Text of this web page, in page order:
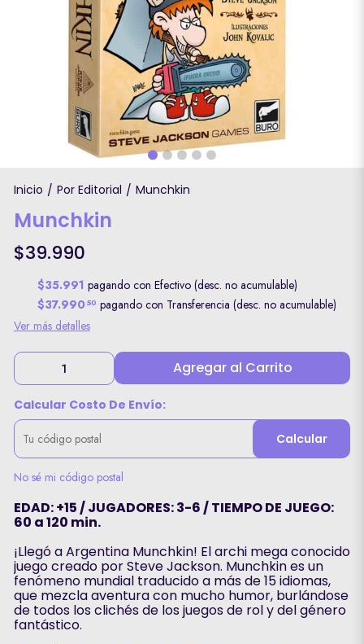
Inicio / Por Editorial / Munchkin
Munchkin
$39.990
$35.991 pagando con Efectivo (desc. no acumulable)
$37.990 50 pagando con Transferencia (desc. no acumulable)
Ver más detalles
Agregar al Carrito
Calcular Costo De Envío:
Calcular
No sé mi código postal
EDAD: +15 / JUGADORES: 3-6 / TIEMPO DE JUEGO:
60 a 120 min.
¡Llegó a Argentina Munchkin! El archi mega conocido
juego creado por Steve Jackson. Munchkin es un
fenómeno mundial traducido a más de 15 idiomas,
que mezcla aventura con mucho humor, burlándose
de todos los clichés de los juegos de rol y del género
fantástico.